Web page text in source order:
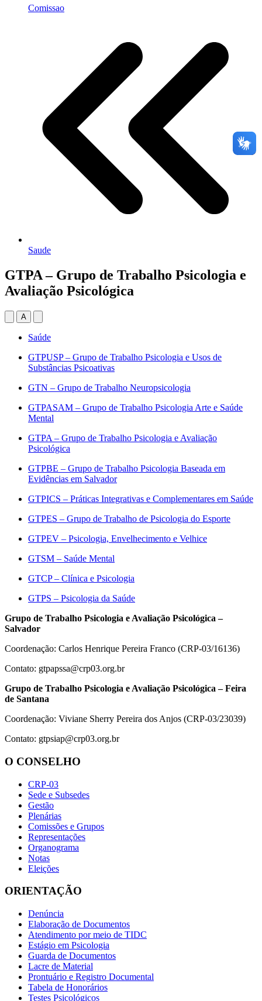
Comissao
Saude
GTPA – Grupo de Trabalho Psicologia e
Avaliação Psicológica
A
Saúde
GTPUSP – Grupo de Trabalho Psicologia e Usos de
Substâncias Psicoativas
GTN – Grupo de Trabalho Neuropsicologia
GTPASAM – Grupo de Trabalho Psicologia Arte e Saúde
Mental
GTPA – Grupo de Trabalho Psicologia e Avaliação
Psicológica
GTPBE – Grupo de Trabalho Psicologia Baseada em
Evidências em Salvador
GTPICS – Práticas Integrativas e Complementares em Saúde
GTPES – Grupo de Trabalho de Psicologia do Esporte
GTPEV – Psicologia, Envelhecimento e Velhice
GTSM – Saúde Mental
GTCP – Clínica e Psicologia
GTPS – Psicologia da Saúde
Grupo de Trabalho Psicologia e Avaliação Psicológica –
Salvador
Coordenação: Carlos Henrique Pereira Franco (CRP-03/16136)
Contato: gtpapssa@crp03.org.br
Grupo de Trabalho Psicologia e Avaliação Psicológica – Feira
de Santana
Coordenação: Viviane Sherry Pereira dos Anjos (CRP-03/23039)
Contato: gtpsiap@crp03.org.br
O CONSELHO
CRP-03
Sede e Subsedes
Gestão
Plenárias
Comissões e Grupos
Representações
Organograma
Notas
Eleições
ORIENTAÇÃO
Denúncia
Elaboração de Documentos
Atendimento por meio de TIDC
Estágio em Psicologia
Guarda de Documentos
Lacre de Material
Prontuário e Registro Documental
Tabela de Honorários
Testes Psicológicos